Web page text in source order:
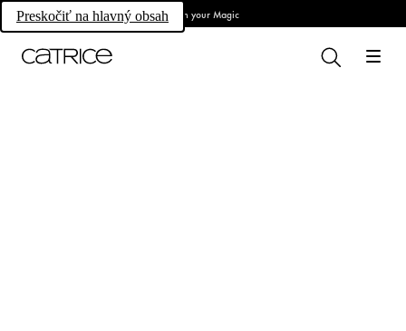
Preskočiť na hlavný obsahOwn your Magic